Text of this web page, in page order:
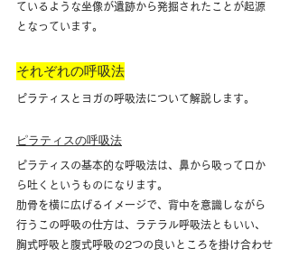
ているような坐像が遺跡から発掘されたことが起源
となっています。
それぞれの呼吸法
ピラティスとヨガの呼吸法について解説します。
ピラティスの呼吸法
ピラティスの基本的な呼吸法は、鼻から吸って口か
ら吐くというものになります。
肋骨を横に広げるイメージで、背中を意識しながら
行うこの呼吸の仕方は、ラテラル呼吸法ともいい、
胸式呼吸と腹式呼吸の2つの良いところを掛け合わせ